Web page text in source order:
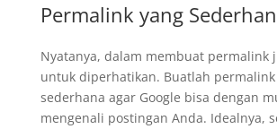
Permalink yang
Nyatanya, dalam membuat permalink
untuk diperhatikan. Buatlah permalink
sederhana agar Google bisa dengan
mengenali postingan Anda. Idealnya,